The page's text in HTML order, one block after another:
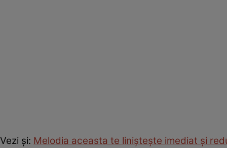
Vezi şi: Melodia aceasta te linişteşte imediat şi